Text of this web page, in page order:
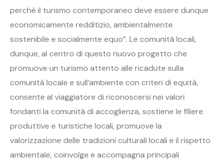
perché il turismo contemporaneo deve essere dunque
economicamente redditizio, ambientalmente
sostenibile e socialmente equo”. Le comunità locali,
dunque, al centro di questo nuovo progetto che
promuove un turismo attento alle ricadute sulla
comunità locale e sull’ambiente con criteri di equità,
consente al viaggiatore di riconoscersi nei valori
fondanti la comunità di accoglienza, sostiene le filiere
produttive e turistiche locali, promuove la
valorizzazione delle tradizioni culturali locali e il rispetto
ambientale, coinvolge e accompagna principali